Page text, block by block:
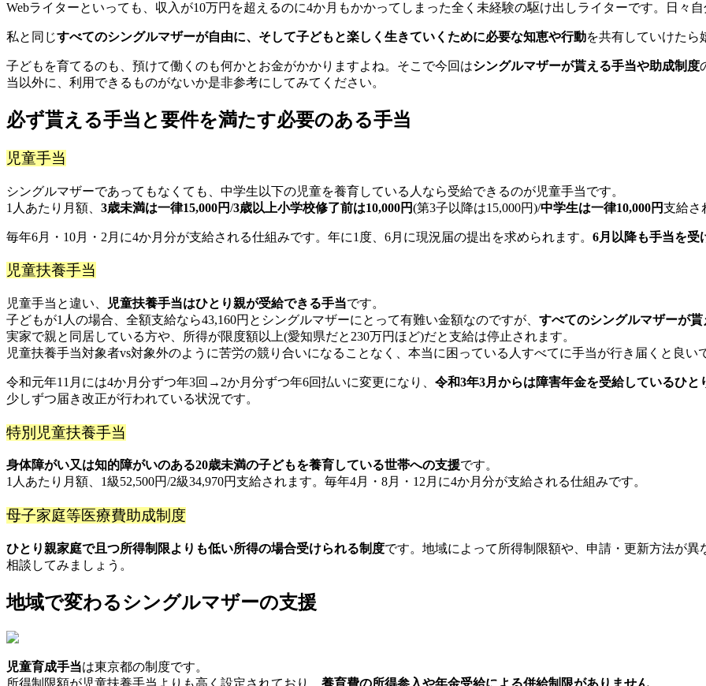
Webライターといっても、収入が10万円を超えるのに4か月もかかってしまった全く未経験の駆け出しライターです。日々
私と同じすべてのシングルマザーが自由に、そして子どもと楽しく生きていくために必要な知恵や行動を共有していけたら
子どもを育てるのも、預けて働くのも何かとお金がかかりますよね。そこで今回はシングルマザーが貰える手当や助成制度
当以外に、利用できるものがないか是非参考にしてみてください。
必ず貰える手当と要件を満たす必要のある手当
児童手当
シングルマザーであってもなくても、中学生以下の児童を養育している人なら受給できるのが児童手当です。
1人あたり月額、 3歳未満は一律15,000円/3歳以上小学校修了前は10,000円(第3子以降は15,000円)/中学生は一律10,000円支給さ
毎年6月・10月・2月に4か月分が支給される仕組みです。年に1度、6月に現況届の提出を求められます。 6月以降も手当を受
児童扶養手当
児童手当と違い、 児童扶養手当はひとり親が受給できる手当です。
子どもが1人の場合、全額支給なら43,160円とシングルマザーにとって有難い金額なのですが、 すべてのシングルマザーが
実家で親と同居している方や、所得が限度額以上(愛知県だと230万円ほど)だと支給は停止されます。
児童扶養手当対象者vs対象外のように苦労の競り合いになることなく、本当に困っている人すべてに手当が行き届くと良い
令和元年11月には4か月分ずつ年3回→2か月分ずつ年6回払いに変更になり、 令和3年3月からは障害年金を受給しているひ
少しずつ届き改正が行われている状況です。
特別児童扶養手当
身体障がい又は知的障がいのある20歳未満の子どもを養育している世帯への支援です。
1人あたり月額、1級52,500円/2級34,970円支給されます。毎年4月・8月・12月に4か月分が支給される仕組みです。
母子家庭等医療費助成制度
ひとり親家庭で且つ所得制限よりも低い所得の場合受けられる制度です。地域によって所得制限額や、申請・更新方法が
相談してみましょう。
地域で変わるシングルマザーの支援
児童育成手当は東京都の制度です。
所得制限額が児童扶養手当よりも高く設定されており、 養育費の所得参入や年金受給による併給制限がありません